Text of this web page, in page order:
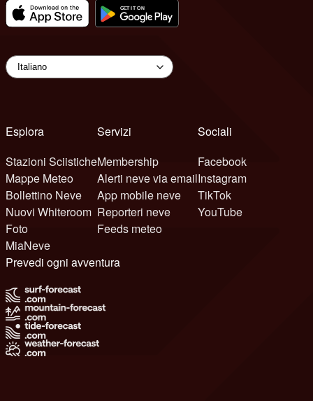
Esplora
Stazioni Sciistiche
Mappe Meteo
Bollettino Neve
Nuovi Whiteroom
Foto
MiaNeve
Servizi
Membership
Alerti neve via email
App mobile neve
Reporteri neve
Feeds meteo
Sociali
Facebook
Instagram
TikTok
YouTube
Prevedi ogni avventura